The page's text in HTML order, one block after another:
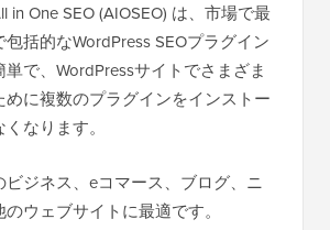
in One SEO (AIOSEO) は、市場で最
包括的なWordPress SEOプラグイン
で、WordPressサイトでさまざま
めに複数のプラグインをインストー
なります。
ビジネス、eコマース、ブログ、ニ
ウェブサイトに最適です。